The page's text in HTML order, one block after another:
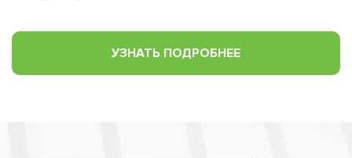
УЗНАТЬ ПОДРОБНЕЕ